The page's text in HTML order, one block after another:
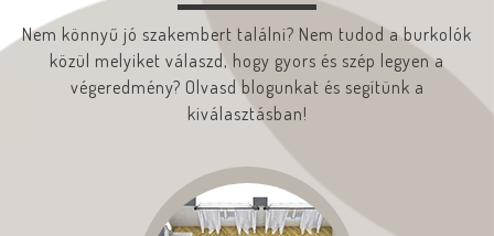
Nem könnyű jó szakembert találni? Nem tudod a burkolók
közül melyiket válaszd, hogy gyors és szép legyen a
végeredmény? Olvasd blogunkat és segítünk a
kiválasztásban!